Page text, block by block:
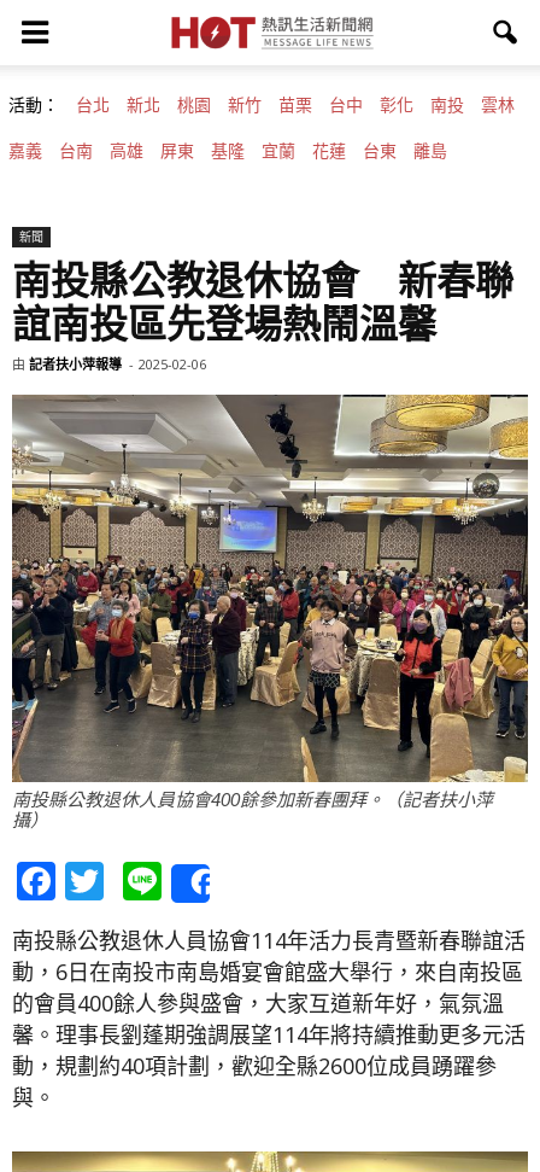
活動： 台北 新北 桃園 新竹 苗栗 台中 彰化 南投 雲林
嘉義 台南 高雄 屏東 基隆 宜蘭 花蓮 台東 離島
新聞
南投縣公教退休協會 新春聯
誼南投區先登場熱鬧溫馨
由 記者扶小萍報導 - 2025-02-06
南投縣公教退休人員協會400餘參加新春團拜。（記者扶小萍
攝）
Facebook
Twitter
Line
南投縣公教退休人員協會114年活力長青暨新春聯誼活
動，6日在南投市南島婚宴會館盛大舉行，來自南投區
的會員400餘人參與盛會，大家互道新年好，氣氛溫
馨。理事長劉蓬期強調展望114年將持續推動更多元活
動，規劃約40項計劃，歡迎全縣2600位成員踴躍參
與。